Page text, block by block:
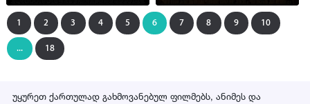
1 2 3 4 5 6 7 8 9 10
... 18
უყურეთ ქართულად გახმოვანებულ ფილმებს, ანიმეს და